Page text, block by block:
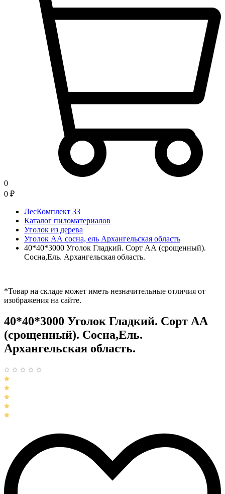
0
0 ₽
ЛесКомплект 33
Каталог пиломатериалов
Уголок из дерева
Уголок АА сосна, ель Архангельская область
40*40*3000 Уголок Гладкий. Сорт АА (срощенный).
Сосна,Ель. Архангельская область.
*Товар на складе может иметь незначительные отличия от
изображения на сайте.
40*40*3000 Уголок Гладкий. Сорт АА
(срощенный). Сосна,Ель.
Архангельская область.